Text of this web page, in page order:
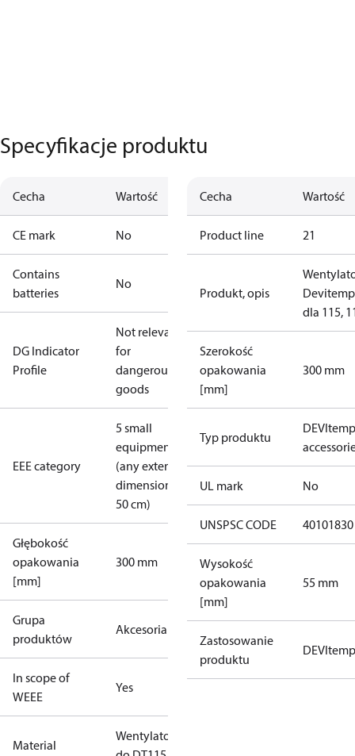
Specyfikacje produktu
Cecha Wartość
CE mark No
Contains
batteries
No
DG Indicator
Profile
Not relevant
for
dangerous
goods
EEE category
5 small
equipment
(any external
dimension <
50 cm)
Głębokość
opakowania
[mm]
300 mm
Grupa
produktów
Akcesoria
In scope of
WEEE
Yes
Material
Wentylator
Cecha Wartość
Product line 21
Produkt, opis
Devitemp
dla 115,
Szerokość
opakowania
[mm]
300 mm
Typ produktu
UL mark No
UNSPSC CODE 40101830
Wysokość
opakowania
[mm]
55 mm
Zastosowanie
produktu